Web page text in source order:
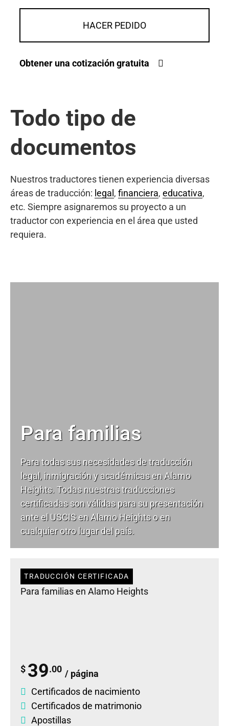
HACER PEDIDO
Obtener una cotización gratuita
Todo tipo de
documentos
Nuestros traductores tienen experiencia diversas
áreas de traducción: legal , financiera, educativa,
etc. Siempre asignaremos su proyecto a un
traductor con experiencia en el área que usted
requiera.
Para familias
Para todas sus necesidades detraducción
legal, inmigración y académicas en Alamo
Heights. Todas nuestras traducciones
certificadas son válidas para su presentación
ante el USCIS en Alamo Heights o en
cualquier otro lugar del país.
TRADUCCIÓN CERTIFICADA
Para familias en Alamo Heights
$ 39.00 / página
Certificados de nacimiento
Certificados de matrimonio
Apostillas